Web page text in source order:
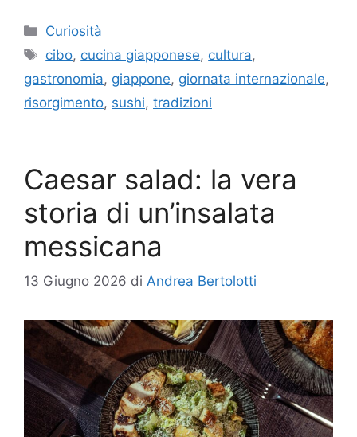
Categorie
Curiosità
Tag
cibo, cucina giapponese, cultura,
gastronomia, giappone, giornata internazionale,
risorgimento, sushi, tradizioni
Caesar salad: la vera
storia di un’insalata
messicana
13 Giugno 2026 di Andrea Bertolotti